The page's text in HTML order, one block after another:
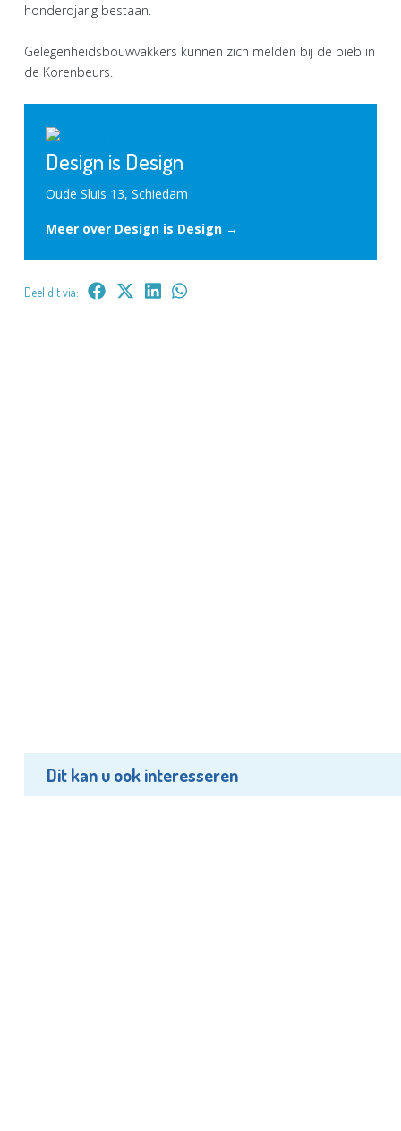
honderdjarig bestaan.
Gelegenheidsbouwvakkers kunnen zich melden bij de bieb in
de Korenbeurs.
Design is Design
Oude Sluis 13, Schiedam
Meer over Design is Design →
Deel dit via:
Dit kan u ook interesseren